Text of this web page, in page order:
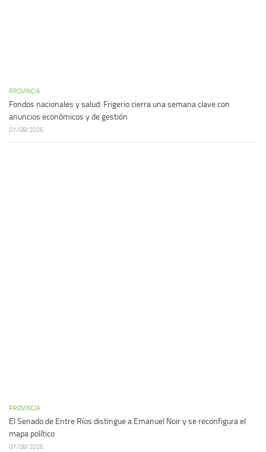
PROVINCIA
Fondos nacionales y salud: Frigerio cierra una semana clave con
anuncios económicos y de gestión
07/08/2026
PROVINCIA
El Senado de Entre Ríos distingue a Emanuel Noir y se reconfigura el
mapa político
07/08/2026